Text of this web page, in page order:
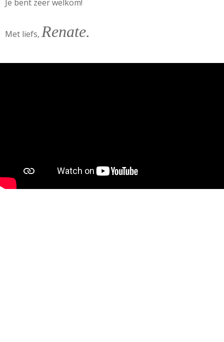
Je bent zeer welkom!
Met liefs, Renate.